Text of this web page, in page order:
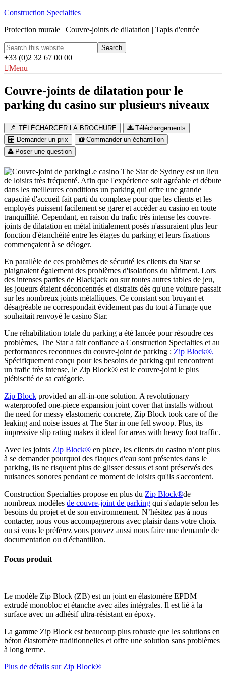
Construction Specialties
Protection murale | Couvre-joints de dilatation | Tapis d'entrée
+33 (0)2 32 67 00 00
Menu
Couvre-joints de dilatation pour le
parking du casino sur plusieurs niveaux
TÉLÉCHARGER LA BROCHURE
Téléchargements
Demander un prix
Commander un échantillon
Poser une question
Le casino The Star de Sydney est un lieu
de loisirs très fréquenté. Afin que l'expérience soit agréable et débute
dans les meilleures conditions un parking qui offre une grande
capacité d'accueil fait parti du complexe pour que les clients et les
employés puissent facilement se garer et accéder au casino en toute
tranquillité. Cependant, en raison du trafic très intense les couvre-
joints de dilatation en métal initialement posés n'assuraient plus leur
fonction d'étanchéité entre les étages du parking et leurs fixations
commençaient à se déloger.
En parallèle de ces problèmes de sécurité les clients du Star se
plaignaient également des problèmes d'isolations du bâtiment. Lors
des intenses parties de Blackjack ou sur toutes autres tables de jeu,
les joueurs étaient déconcentrés et distraits dès qu'une voiture passait
sur les nombreux joints métalliques. Ce constant son bruyant et
désagréable ne correspondait évidement pas du tout à l'image que
souhaitait renvoyé le casino Star.
Une réhabilitation totale du parking a été lancée pour résoudre ces
problèmes, The Star a fait confiance a Construction Specialties et au
performances reconnues du couvre-joint de parking : Zip Block®.
Spécifiquement conçu pour les besoins de parking qui rencontrent
un trafic très intense, le Zip Block® est le couvre-joint le plus
plébiscité de sa catégorie.
Zip Block provided an all-in-one solution. A revolutionary
waterproofed one-piece expansion joint cover that installs without
the need for messy elastomeric concrete, Zip Block took care of the
leaking and noise issues at The Star in one fell swoop. Plus, its
impressive slip rating makes it ideal for areas with heavy foot traffic.
Avec les joints Zip Block® en place, les clients du casino n’ont plus
à se demander pourquoi des flaques d'eau sont présentes dans le
parking, ils ne risquent plus de glisser dessus et sont préservés des
nuisances sonores pendant ce moment de loisirs qu'ils s'accordent.
Construction Specialties propose en plus du Zip Block®de
nombreux modèles de couvre-joint de parking qui s'adapte selon les
besoins du projet et de son environnement. N’hésitez pas à nous
contacter, nous vous accompagnerons avec plaisir dans votre choix
ou si vous le préférez vous pouvez aussi nous faire une demande de
documentation ou d'échantillon.
Focus produit
Le modèle Zip Block (ZB) est un joint en élastomère EPDM
extrudé monobloc et étanche avec ailes intégrales. Il est lié à la
surface avec un adhésif ultra-résistant en époxy.
La gamme Zip Block est beaucoup plus robuste que les solutions en
béton élastomère traditionnelles et offre une solution sans problèmes
à long terme.
Plus de détails sur Zip Block®